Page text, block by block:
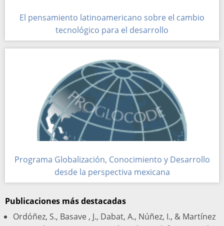
El pensamiento latinoamericano sobre el cambio
tecnológico para el desarrollo
Programa Globalización, Conocimiento y Desarrollo
desde la perspectiva mexicana
Publicaciones más destacadas
Ordóñez, S., Basave , J., Dabat, A., Núñez, I., & Martínez